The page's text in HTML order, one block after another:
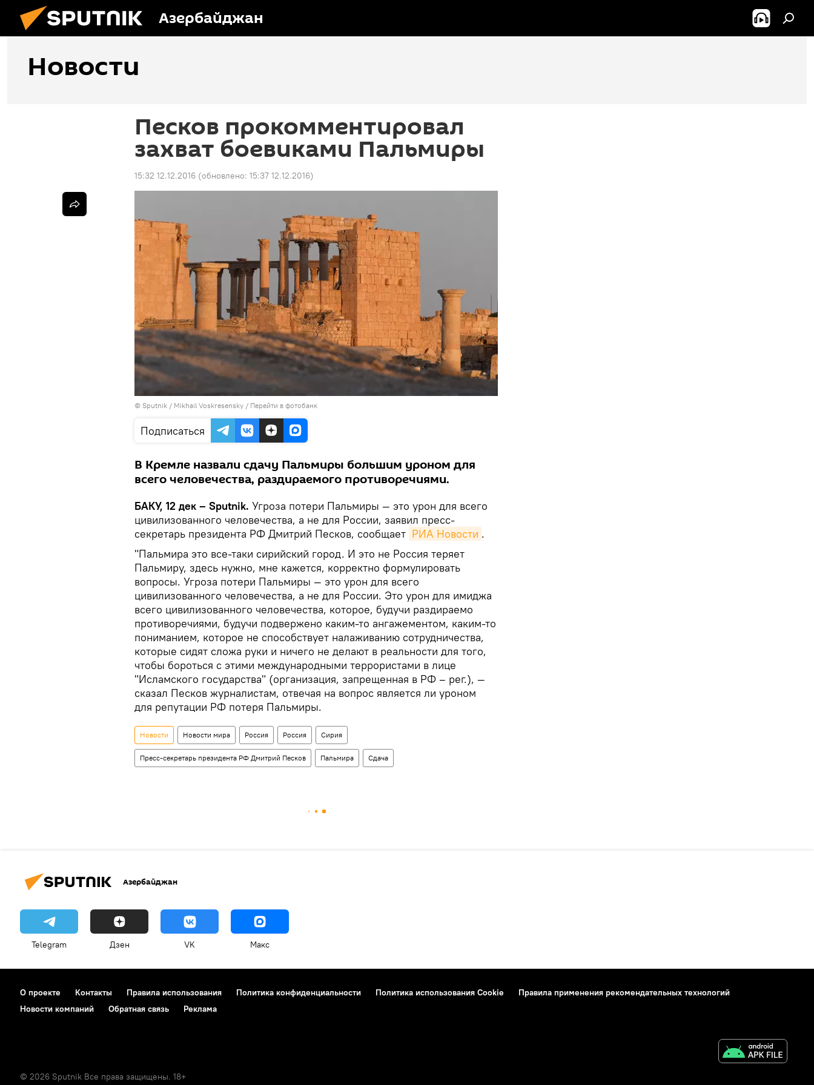
Азербайджан
Новости
Песков прокомментировал
захват боевиками Пальмиры
15:32 12.12.2016 (обновлено: 15:37 12.12.2016)
© Sputnik / Mikhail Voskresensky / Перейти в фотобанк
Подписаться
В Кремле назвали сдачу Пальмиры большим уроном для
всего человечества, раздираемого противоречиями.
БАКУ, 12 дек – Sputnik. Угроза потери Пальмиры — это урон для всего
цивилизованного человечества, а не для России, заявил пресс-
секретарь президента РФ Дмитрий Песков, сообщает РИА Новости .
"Пальмира это все-таки сирийский город. И это не Россия теряет
Пальмиру, здесь нужно, мне кажется, корректно формулировать
вопросы. Угроза потери Пальмиры — это урон для всего
цивилизованного человечества, а не для России. Это урон для имиджа
всего цивилизованного человечества, которое, будучи раздираемо
противоречиями, будучи подвержено каким-то ангажементом, каким-то
пониманием, которое не способствует налаживанию сотрудничества,
которые сидят сложа руки и ничего не делают в реальности для того,
чтобы бороться с этими международными террористами в лице
"Исламского государства" (организация, запрещенная в РФ – рег.), —
сказал Песков журналистам, отвечая на вопрос является ли уроном
для репутации РФ потеря Пальмиры.
Новости Новости мира Россия Россия Сирия
Пресс-секретарь президента РФ Дмитрий Песков Пальмира Сдача
Азербайджан
Telegram Дзен VK Макс
О проекте Контакты Правила использования Политика конфиденциальности Политика использования Cookie
Правила применения рекомендательных технологий
Новости компаний
Обратная связь Реклама
© 2026 Sputnik Все права защищены. 18+